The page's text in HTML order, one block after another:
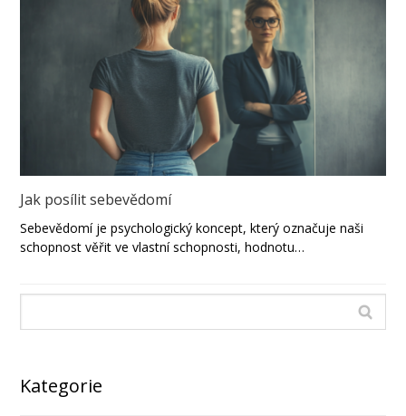
Jak posílit sebevědomí
Sebevědomí je psychologický koncept, který označuje naši
schopnost věřit ve vlastní schopnosti, hodnotu…
Kategorie